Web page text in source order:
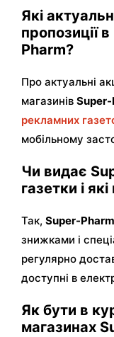
Які
пропозиції
Pharm?
Про актуальні
магазинів Super-
рекламних
мобільному
Чи видає
газетки і
Так, Super-Pharm
знижками і
регулярно
доступні в
Як бути в
магазинах